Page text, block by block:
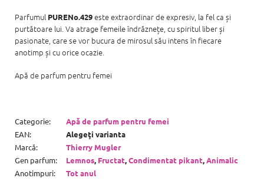
Parfumul PURENo.429este extraordinar de expresiv, la fel ca și
purtătoare lui. Va atrage femeile îndrăznețe, cu spiritul liber și
pasionate, care se vor bucura de mirosul său intens în fiecare
anotimp și cu orice ocazie.
Apă de parfum pentru femei
Categorie:
Apă de parfum pentru femei
EAN:
Alegeţi varianta
Marcă:
Thierry Mugler
Gen parfum: Lemnos, Fructat,Condimentat pikant,Animalic
Anotimpuri: Tot anul